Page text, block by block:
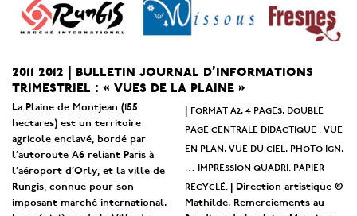
2011 2012 | bulletin journal d’informations
trimestriel : « vues de la plaine »
La Plaine de Montjean (155
hectares) est un territoire
agricole enclavé, bordé par
l’autoroute A6 reliant Paris à
l’aéroport d’Orly, et la ville de
Rungis, connue pour son
imposant marché international.
format a2, 4 pages, double
page centrale didactique : vue
en plan, vue du ciel, photo ign,
… impression quadri. papier
recyclé.
| Direction artistique ©
Mathilde. Remerciements au